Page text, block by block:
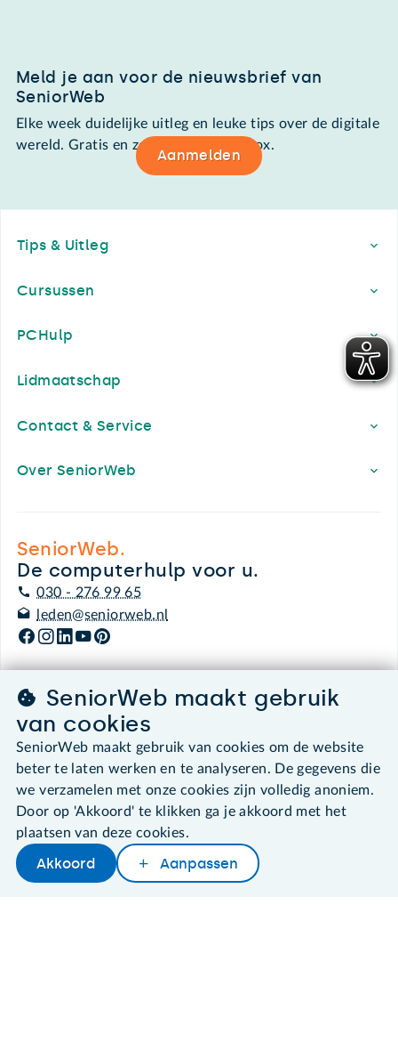
Later lezenDelenWoordenboek
Meld je aan voor de nieuwsbrief van
SeniorWeb
Elke week duidelijke uitleg en leuke tips over de digitale
wereld. Gratis en zomaar in de mailbox.
Aanmelden
Tips & Uitleg
Cursussen
PCHulp
Lidmaatschap
Contact & Service
Over SeniorWeb
SeniorWeb.
De computerhulp voor u.
030 - 276 99 65
leden@seniorweb.nl
©2026 SeniorWeb
Algemene voorwaarden
Cookies en cookie-instellingen
Disclaimer
Privacybeleid
About SeniorWeb
SeniorWeb maakt gebruik
van cookies
SeniorWeb maakt gebruik van cookies om de website
beter te laten werken en te analyseren. De gegevens die
we verzamelen met onze cookies zijn volledig anoniem.
Door op 'Akkoord' te klikken ga je akkoord met het
plaatsen van deze cookies.
Akkoord Aanpassen